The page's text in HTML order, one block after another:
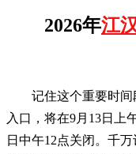
2026年江
记住这个重要时
入口，将在9月13日上
日中午12点关闭。千